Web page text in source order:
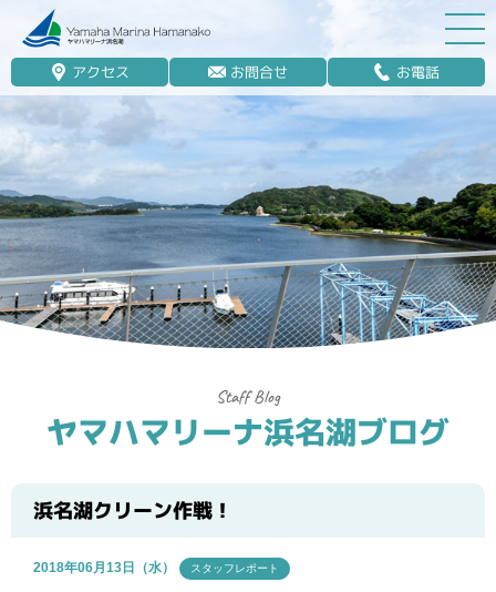
アクセス お問合せ お電話
マリーナ案内
船舶免許
マリンレジャー
マリーナステイ
レンタルボート
ボート販売
艤装
ブログ
ヤマハマリーナ浜名湖ブログ
浜名湖クリーン作戦！
2018年06月13日（水） スタッフレポート